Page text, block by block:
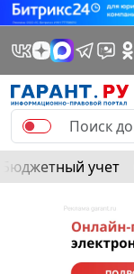
Бюджетный учет